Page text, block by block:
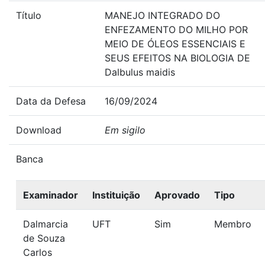
Título
MANEJO INTEGRADO DO
ENFEZAMENTO DO MILHO POR
MEIO DE ÓLEOS ESSENCIAIS E
SEUS EFEITOS NA BIOLOGIA DE
Dalbulus maidis
Data da Defesa 16/09/2024
Download Em sigilo
Banca
Examinador Instituição Aprovado Tipo
Dalmarcia
de Souza
Carlos
UFT Sim Membro